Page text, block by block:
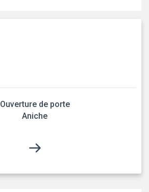
Ouverture de porte
Aniche